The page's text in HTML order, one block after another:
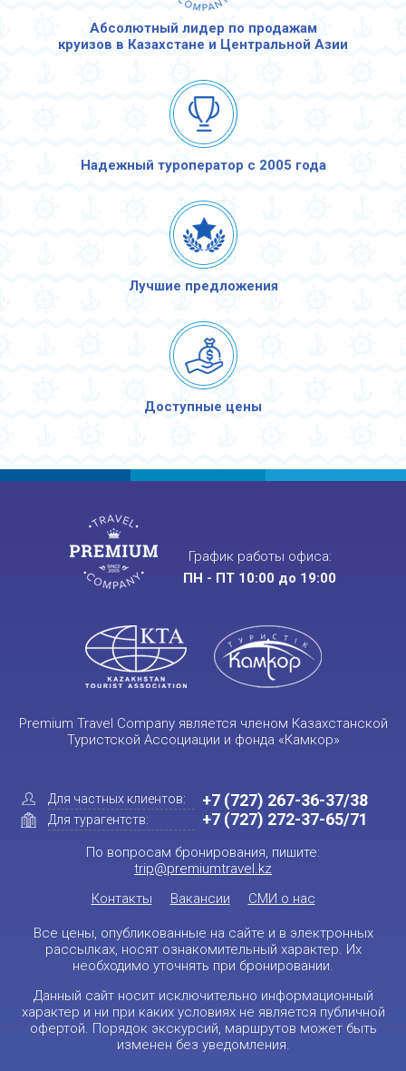
Абсолютный лидер по продажам
круизов в Казахстане и Центральной Азии
Надежный туроператор с 2005 года
Лучшие предложения
Доступные цены
График работы офиса:
ПН - ПТ 10:00 до 19:00
Premium Travel Company является членом Казахстанской
Туристской Ассоциации и фонда «Камкор»
Для частных клиентов:
Для турагентств:
+7 (727) 267-36-37/38
+7 (727) 272-37-65/71
По вопросам бронирования, пишите:
trip@premiumtravel.kz
Контакты
Вакансии СМИ о нас
Все цены, опубликованные на сайте и в электронных
рассылках, носят ознакомительный характер. Их
необходимо уточнять при бронировании.
Данный сайт носит исключительно информационный
характер и ни при каких условиях не является публичной
офертой. Порядок экскурсий, маршрутов может быть
изменен без уведомления.